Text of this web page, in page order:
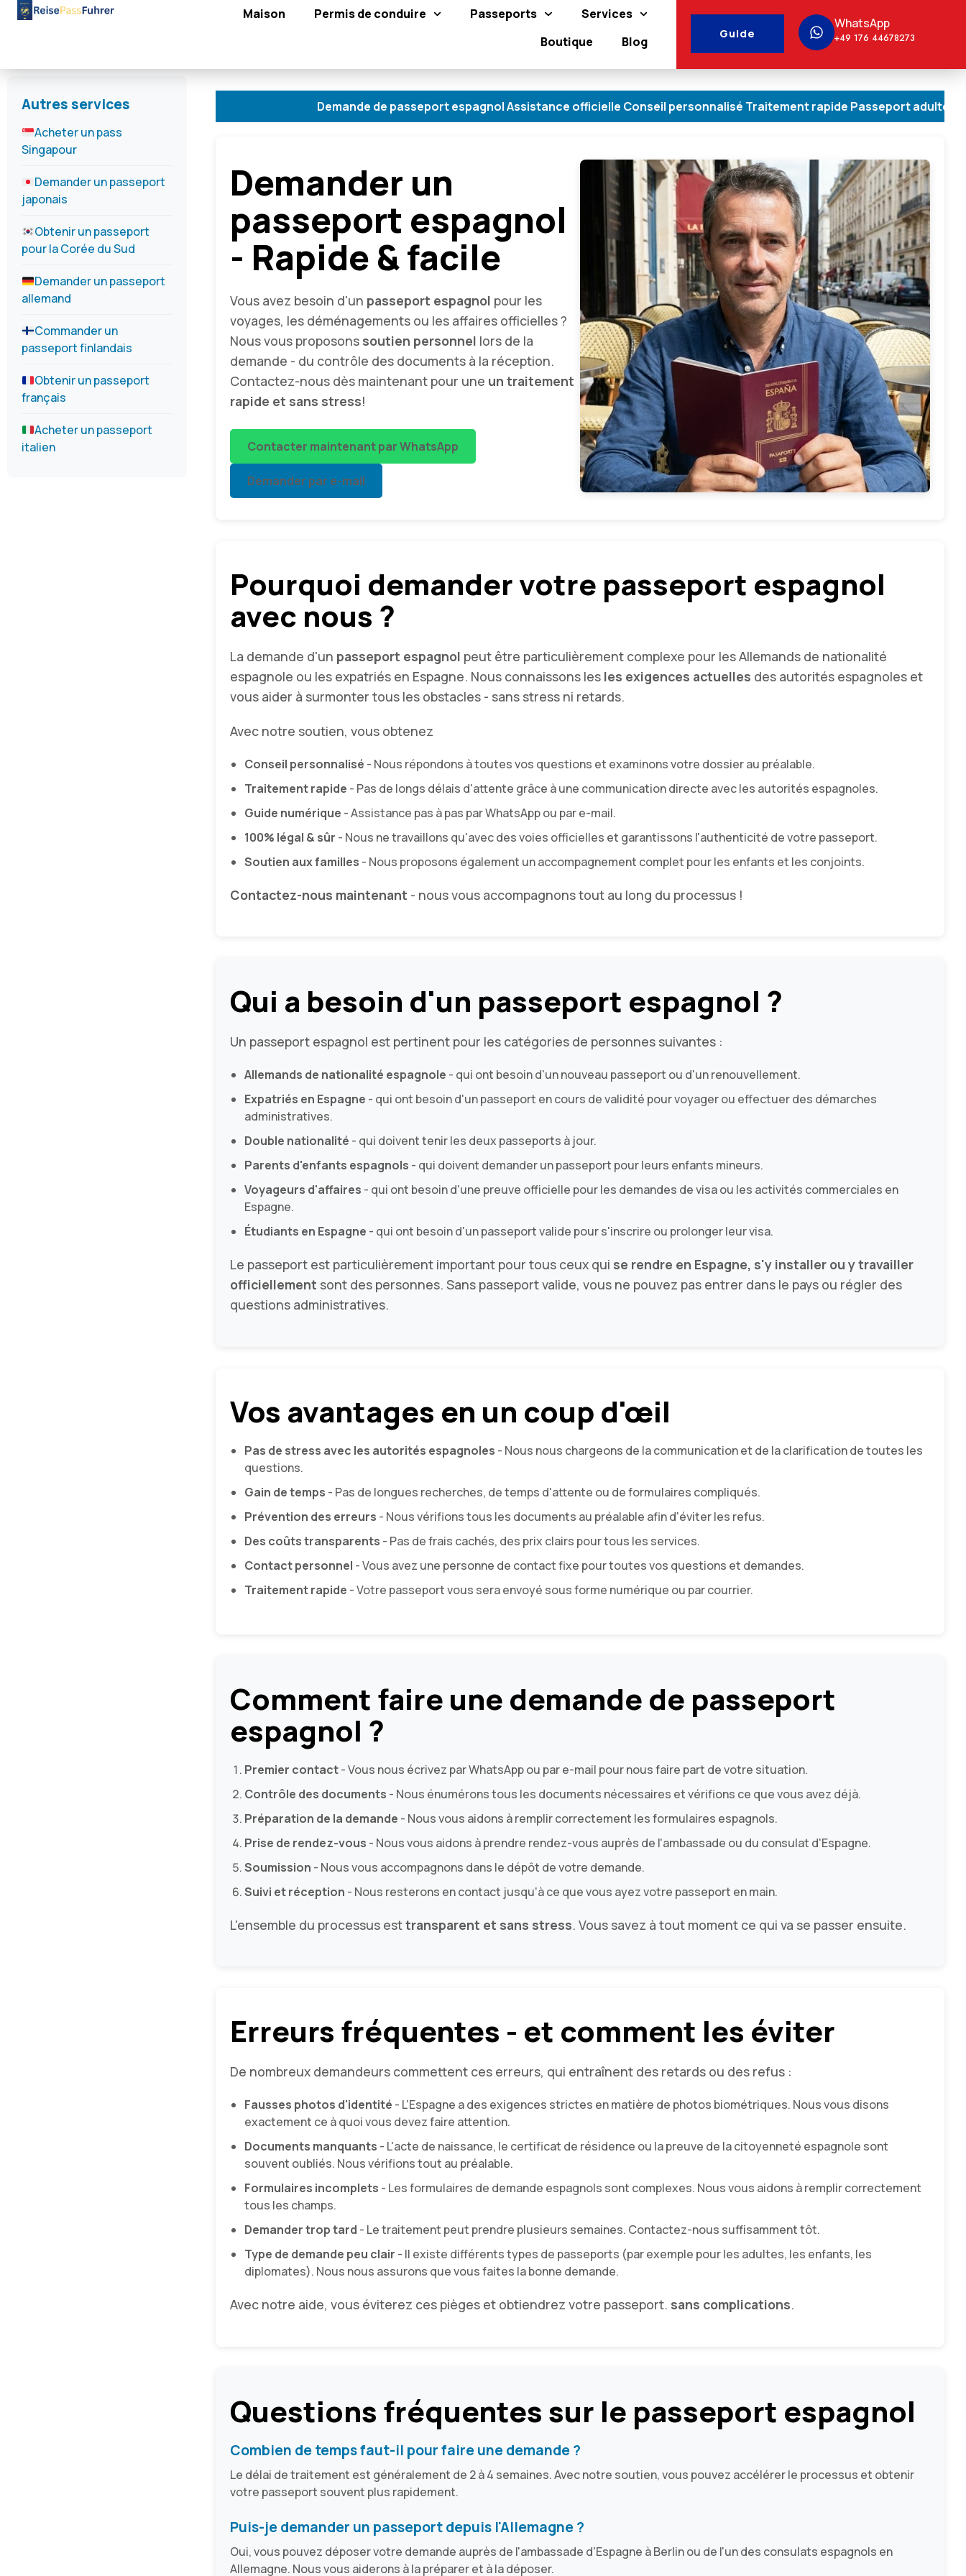
Maison Permis de conduire Passeports
Services
Boutique
Blog
Guide
WhatsApp
+49 176 44678273
Autres services
Acheter un pass
Singapour
Demander un passeport
japonais
Obtenir un passeport
pour la Corée du Sud
Demander un passeport
allemand
Commander un
passeport finlandais
Obtenir un passeport
français
Acheter un passeport
italien
Demande de passeport espagnol Assistance officielle Conseil personnalisé Traitement rapide Passeport adulte & enfant
Demander un
passeport espagnol
- Rapide & facile
Vous avez besoin d'un passeport espagnol pour les
voyages, les déménagements ou les affaires officielles ?
Nous vous proposons soutien personnel lors de la
demande - du contrôle des documents à la réception.
Contactez-nous dès maintenant pour une un traitement
rapide et sans stress!
Contacter maintenant par WhatsApp
Demander par e-mail
Pourquoi demander votre passeport espagnol
avec nous ?
La demande d'un passeport espagnol peut être particulièrement complexe pour les Allemands de nationalité
espagnole ou les expatriés en Espagne. Nous connaissons les les exigences actuelles des autorités espagnoles et
vous aider à surmonter tous les obstacles - sans stress ni retards.
Avec notre soutien, vous obtenez
Conseil personnalisé - Nous répondons à toutes vos questions et examinons votre dossier au préalable.
Traitement rapide - Pas de longs délais d'attente grâce à une communication directe avec les autorités espagnoles.
Guide numérique - Assistance pas à pas par WhatsApp ou par e-mail.
100% légal & sûr - Nous ne travaillons qu'avec des voies officielles et garantissons l'authenticité de votre passeport.
Soutien aux familles - Nous proposons également un accompagnement complet pour les enfants et les conjoints.
Contactez-nous maintenant - nous vous accompagnons tout au long du processus !
Qui a besoin d'un passeport espagnol ?
Un passeport espagnol est pertinent pour les catégories de personnes suivantes :
Allemands de nationalité espagnole - qui ont besoin d'un nouveau passeport ou d'un renouvellement.
Expatriés en Espagne - qui ont besoin d'un passeport en cours de validité pour voyager ou effectuer des démarches
administratives.
Double nationalité - qui doivent tenir les deux passeports à jour.
Parents d'enfants espagnols - qui doivent demander un passeport pour leurs enfants mineurs.
Voyageurs d'affaires - qui ont besoin d'une preuve officielle pour les demandes de visa ou les activités commerciales en
Espagne.
Étudiants en Espagne - qui ont besoin d'un passeport valide pour s'inscrire ou prolonger leur visa.
Le passeport est particulièrement important pour tous ceux qui se rendre en Espagne, s'y installer ou y travailler
officiellement sont des personnes. Sans passeport valide, vous ne pouvez pas entrer dans le pays ou régler des
questions administratives.
Vos avantages en un coup d'œil
Pas de stress avec les autorités espagnoles - Nous nous chargeons de la communication et de la clarification de toutes les
questions.
Gain de temps - Pas de longues recherches, de temps d'attente ou de formulaires compliqués.
Prévention des erreurs - Nous vérifions tous les documents au préalable afin d'éviter les refus.
Des coûts transparents - Pas de frais cachés, des prix clairs pour tous les services.
Contact personnel - Vous avez une personne de contact fixe pour toutes vos questions et demandes.
Traitement rapide - Votre passeport vous sera envoyé sous forme numérique ou par courrier.
Comment faire une demande de passeport
espagnol ?
Premier contact- Vous nous écrivez par WhatsApp ou par e-mail pour nous faire part de votre situation.
Contrôle des documents - Nous énumérons tous les documents nécessaires et vérifions ce que vous avez déjà.
Préparation de la demande - Nous vous aidons à remplir correctement les formulaires espagnols.
Prise de rendez-vous - Nous vous aidons à prendre rendez-vous auprès de l'ambassade ou du consulat d'Espagne.
Soumission - Nous vous accompagnons dans le dépôt de votre demande.
Suivi et réception - Nous resterons en contact jusqu'à ce que vous ayez votre passeport en main.
L'ensemble du processus esttransparent et sans stress. Vous savez à tout moment ce qui va se passer ensuite.
Erreurs fréquentes - et comment les éviter
De nombreux demandeurs commettent ces erreurs, qui entraînent des retards ou des refus :
Fausses photos d'identité - L'Espagne a des exigences strictes en matière de photos biométriques. Nous vous disons
exactement ce à quoi vous devez faire attention.
Documents manquants - L'acte de naissance, le certificat de résidence ou la preuve de la citoyenneté espagnole sont
souvent oubliés. Nous vérifions tout au préalable.
Formulaires incomplets - Les formulaires de demande espagnols sont complexes. Nous vous aidons à remplir correctement
tous les champs.
Demander trop tard - Le traitement peut prendre plusieurs semaines. Contactez-nous suffisamment tôt.
Type de demande peu clair - Il existe différents types de passeports (par exemple pour les adultes, les enfants, les
diplomates). Nous nous assurons que vous faites la bonne demande.
Avec notre aide, vous éviterez ces pièges et obtiendrez votre passeport. sans complications.
Questions fréquentes sur le passeport espagnol
Combien de temps faut-il pour faire une demande ?
Le délai de traitement est généralement de 2 à 4 semaines. Avec notre soutien, vous pouvez accélérer le processus et obtenir
votre passeport souvent plus rapidement.
Puis-je demander un passeport depuis l'Allemagne ?
Oui, vous pouvez déposer votre demande auprès de l'ambassade d'Espagne à Berlin ou de l'un des consulats espagnols en
Allemagne. Nous vous aiderons à la préparer et à la déposer.